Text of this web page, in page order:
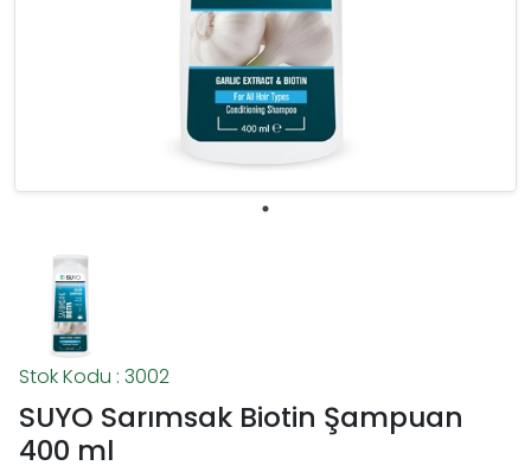
Stok Kodu : 3002
SUYO Sarımsak Biotin Şampuan
400 ml